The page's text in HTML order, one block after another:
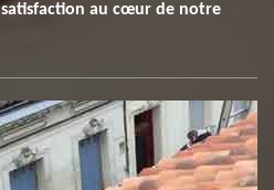
au cœur de notre